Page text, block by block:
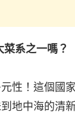
系之一嗎？
性！這個國
地中海的清